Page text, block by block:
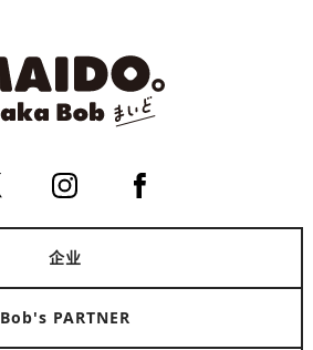
企业
Bob's PARTNER